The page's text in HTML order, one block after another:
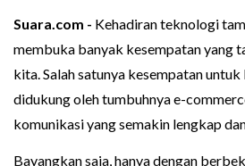
Suara.com - Kehadiran teknologi
membuka banyak kesempatan yang
kita. Salah satunya kesempatan
didukung oleh tumbuhnya e-
komunikasi yang semakin lengkap
Bayangkan saja, hanya dengan